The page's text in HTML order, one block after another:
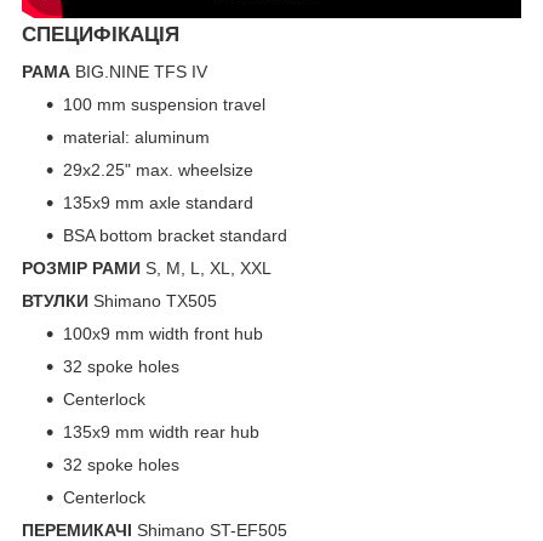
СПЕЦИФІКАЦІЯ
РАМА BIG.NINE TFS IV
100 mm suspension travel
material: aluminum
29x2.25" max. wheelsize
135x9 mm axle standard
BSA bottom bracket standard
РОЗМІР РАМИ S, M, L, XL, XXL
ВТУЛКИ Shimano TX505
100x9 mm width front hub
32 spoke holes
Centerlock
135x9 mm width rear hub
32 spoke holes
Centerlock
ПЕРЕМИКАЧІ Shimano ST-EF505